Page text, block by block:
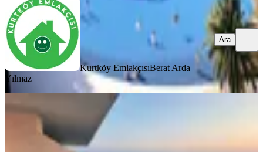
Kurtköy EmlakçısıBerat Arda
Yılmaz
Ara
Kktc İskele Long Beach Grand
Saphire Satılık1+1 Daire Devirdahil
İskele, Merkez Mahallesi